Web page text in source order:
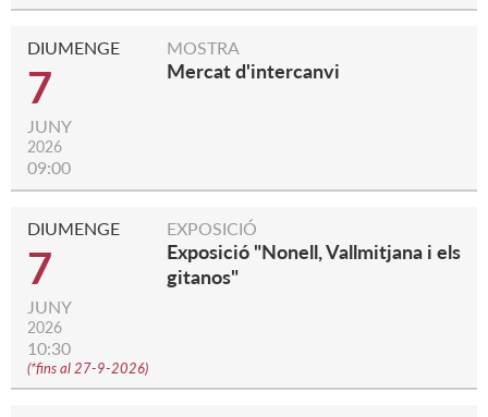
DIUMENGE
7
JUNY
2026
09:00
MOSTRA
Mercat d'intercanvi
DIUMENGE
7
JUNY
2026
10:30
(*fins al 27-9-2026)
EXPOSICIÓ
Exposició "Nonell, Vallmitjana i els
gitanos"